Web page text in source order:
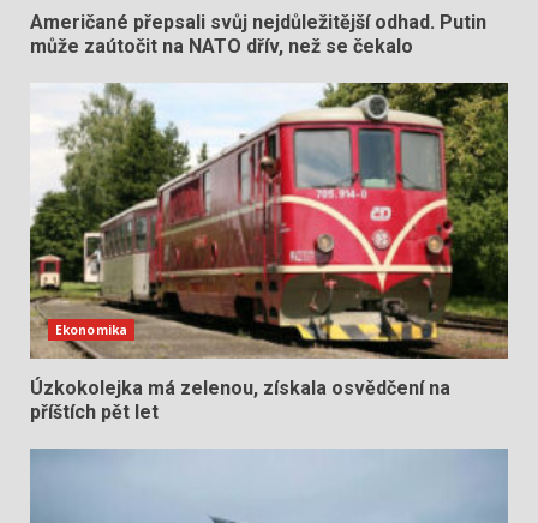
Američané přepsali svůj nejdůležitější odhad. Putin
může zaútočit na NATO dřív, než se čekalo
Ekonomika
Úzkokolejka má zelenou, získala osvědčení na
příštích pět let